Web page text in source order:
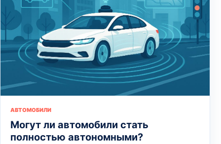
АВТОМОБИЛИ
Могут ли автомобили стать
полностью автономными?